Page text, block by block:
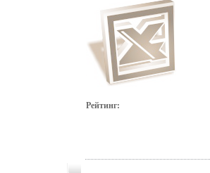
Рейтинг: